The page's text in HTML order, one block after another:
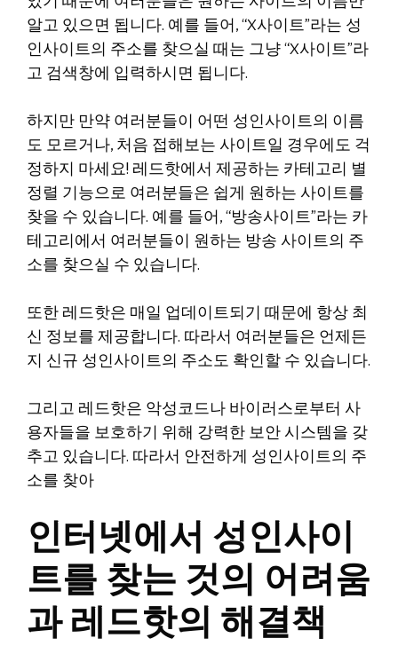
알고 있으면 됩니다. 예를 들어, “X사이트”라는 성
인사이트의 주소를 찾으실 때는 그냥 “X사이트”라
고 검색창에 입력하시면 됩니다.
하지만 만약 여러분들이 어떤 성인사이트의 이름
도 모르거나, 처음 접해보는 사이트일 경우에도 걱
정하지 마세요! 레드핫에서 제공하는 카테고리 별
정렬 기능으로 여러분들은 쉽게 원하는 사이트를
찾을 수 있습니다. 예를 들어, “방송사이트”라는 카
테고리에서 여러분들이 원하는 방송 사이트의 주
소를 찾으실 수 있습니다.
또한 레드핫은 매일 업데이트되기 때문에 항상 최
신 정보를 제공합니다. 따라서 여러분들은 언제든
지 신규 성인사이트의 주소도 확인할 수 있습니다.
그리고 레드핫은 악성코드나 바이러스로부터 사
용자들을 보호하기 위해 강력한 보안 시스템을 갖
추고 있습니다. 따라서 안전하게 성인사이트의 주
소를 찾아
인터넷에서 성인사이
트를 찾는 것의 어려움
과 레드핫의 해결책